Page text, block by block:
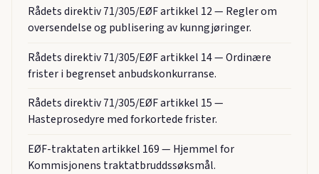
Rådets direktiv 71/305/EØF artikkel 12 — Regler om
oversendelse og publisering av kunngjøringer.
Rådets direktiv 71/305/EØF artikkel 14 — Ordinære
frister i begrenset anbudskonkurranse.
Rådets direktiv 71/305/EØF artikkel 15 —
Hasteprosedyre med forkortede frister.
EØF-traktaten artikkel 169 — Hjemmel for
Kommisjonens traktatbruddssøksmål.